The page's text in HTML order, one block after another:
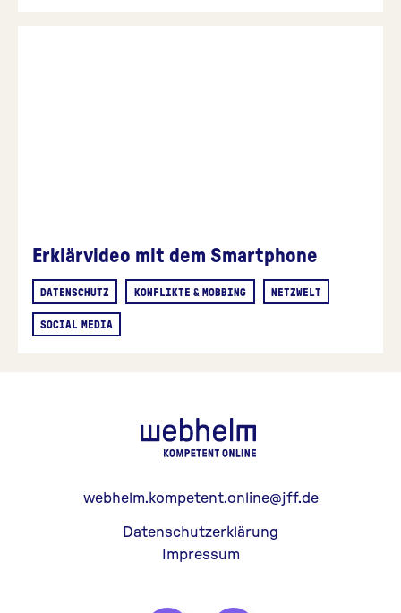
Erklärvideo mit dem Smartphone
DATENSCHUTZ KONFLIKTE & MOBBING NETZWELT
SOCIAL MEDIA
webhelm.kompetent.online@jff.de
Datenschutzerklärung
Impressum